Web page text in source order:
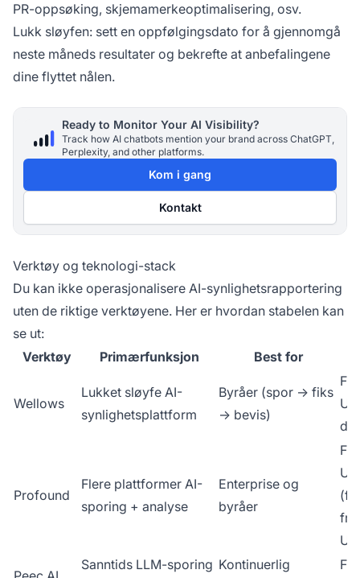
PR-oppsøking, skjemamerkeoptimalisering, osv.
Lukk sløyfen: sett en oppfølgingsdato for å gjennomgå
neste måneds resultater og bekrefte at anbefalingene
dine flyttet nålen.
Ready to Monitor Your AI Visibility?
Track how AI chatbots mention your brand across ChatGPT,
Perplexity, and other platforms.
Kom i gang
Kontakt
Verktøy og teknologi-stack
Du kan ikke operasjonalisere AI-synlighetsrapportering
uten de riktige verktøyene. Her er hvordan stabelen kan
se ut:
Verktøy
Primærfunksjon Best for
Wellows
Lukket sløyfe AI-
synlighetsplattform
Byråer (spor → fiks
→ bevis)
Profound
Flere plattformer AI-
sporing + analyse
Enterprise og
byråer
fra
Sanntids LLM-sporing Kontinuerlig